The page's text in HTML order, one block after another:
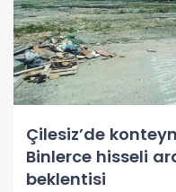
Çilesiz’de
Binlerce hisseli
beklentisi